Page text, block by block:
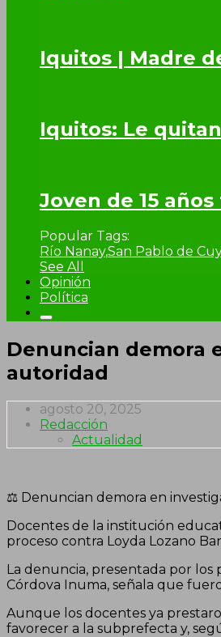
Iquitos | Madre
Iquitos: Le
Joven de 15
Popular Tags:
Río Nanay,San Pablo de
See All
Opinión
Política
Denuncian demora
autoridad
agosto 20, 2025
Redacción
Actualidad
⚖️ Denuncian demora en
Docentes de la institución
proceso contra Loyda Lozano
La denuncia, presentada por los
Córdova Inuma, señala que
Aunque los docentes ya
favorecer a la subprefecta y,